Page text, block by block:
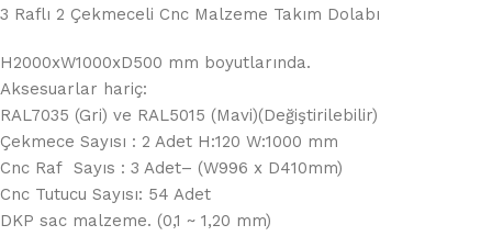
3 Raflı 2 Çekmeceli Cnc Malzeme Takım Dolabı
H2000xW1000xD500 mm boyutlarında.
Aksesuarlar hariç:
RAL7035 (Gri) ve RAL5015 (Mavi)(Değiştirilebilir)
Çekmece Sayısı : 2 Adet H:120 W:1000 mm
Cnc Raf Sayıs : 3 Adet– (W996 x D410mm)
Cnc Tutucu Sayısı: 54 Adet
DKP sac malzeme. (0,1 ~ 1,20 mm)